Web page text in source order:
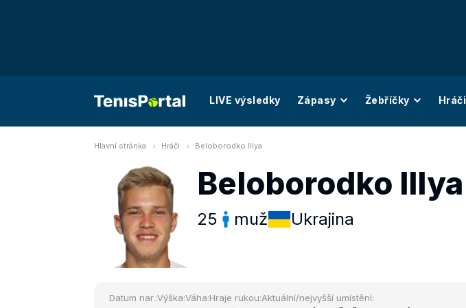
LIVE výsledky Zápasy Žebříčky Hráči
Hlavní stránka Hráči Beloborodko Illya
Beloborodko Illya
25 muž Ukrajina
Datum nar.:Výška:Váha:Hraje rukou:Aktuální/nejvyšší umístění: